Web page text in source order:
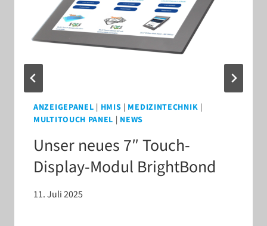
ANZEIGEPANEL | HMIS | MEDIZINTECHNIK |
MULTITOUCH PANEL | NEWS
Unser neues 7″ Touch-​
Display-​Modul BrightBond
11. Juli 2025